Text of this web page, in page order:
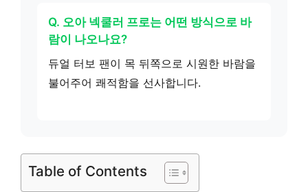
Q. 오아 넥쿨러 프로는 어떤 방식으로 바
람이 나오나요?
듀얼 터보 팬이 목 뒤쪽으로 시원한 바람을
불어주어 쾌적함을 선사합니다.
Table of Contents